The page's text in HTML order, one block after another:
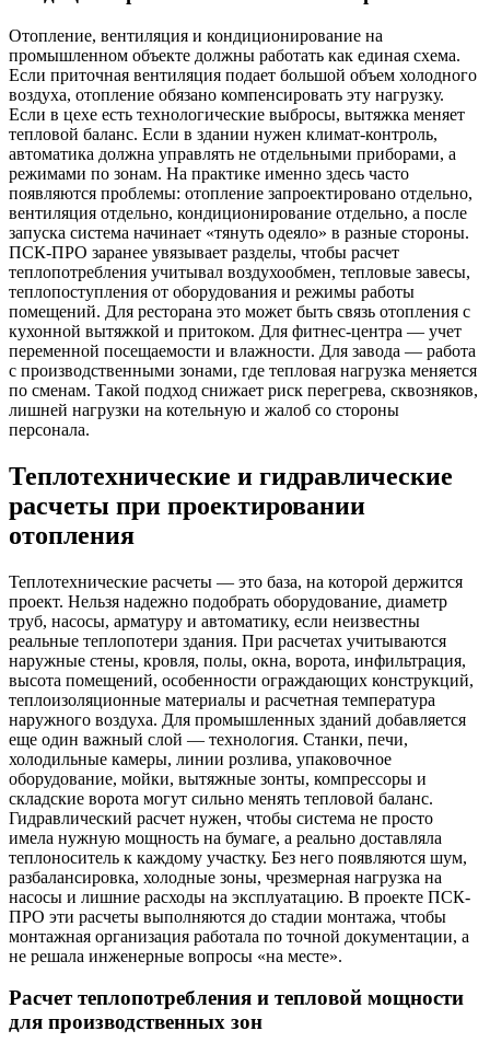
Отопление, вентиляция и кондиционирование на
промышленном объекте должны работать как единая схема.
Если приточная вентиляция подает большой объем холодного
воздуха, отопление обязано компенсировать эту нагрузку.
Если в цехе есть технологические выбросы, вытяжка меняет
тепловой баланс. Если в здании нужен климат-контроль,
автоматика должна управлять не отдельными приборами, а
режимами по зонам. На практике именно здесь часто
появляются проблемы: отопление запроектировано отдельно,
вентиляция отдельно, кондиционирование отдельно, а после
запуска система начинает «тянуть одеяло» в разные стороны.
ПСК-ПРО заранее увязывает разделы, чтобы расчет
теплопотребления учитывал воздухообмен, тепловые завесы,
теплопоступления от оборудования и режимы работы
помещений. Для ресторана это может быть связь отопления с
кухонной вытяжкой и притоком. Для фитнес-центра — учет
переменной посещаемости и влажности. Для завода — работа
с производственными зонами, где тепловая нагрузка меняется
по сменам. Такой подход снижает риск перегрева, сквозняков,
лишней нагрузки на котельную и жалоб со стороны
персонала.
Теплотехнические и гидравлические
расчеты при проектировании
отопления
Теплотехнические расчеты — это база, на которой держится
проект. Нельзя надежно подобрать оборудование, диаметр
труб, насосы, арматуру и автоматику, если неизвестны
реальные теплопотери здания. При расчетах учитываются
наружные стены, кровля, полы, окна, ворота, инфильтрация,
высота помещений, особенности ограждающих конструкций,
теплоизоляционные материалы и расчетная температура
наружного воздуха. Для промышленных зданий добавляется
еще один важный слой — технология. Станки, печи,
холодильные камеры, линии розлива, упаковочное
оборудование, мойки, вытяжные зонты, компрессоры и
складские ворота могут сильно менять тепловой баланс.
Гидравлический расчет нужен, чтобы система не просто
имела нужную мощность на бумаге, а реально доставляла
теплоноситель к каждому участку. Без него появляются шум,
разбалансировка, холодные зоны, чрезмерная нагрузка на
насосы и лишние расходы на эксплуатацию. В проекте ПСК-
ПРО эти расчеты выполняются до стадии монтажа, чтобы
монтажная организация работала по точной документации, а
не решала инженерные вопросы «на месте».
Расчет теплопотребления и тепловой мощности
для производственных зон